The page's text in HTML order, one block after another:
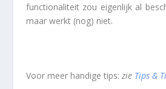
functionaliteit zou eigenlijk al
maar werkt (nog) niet.
Voor meer handige tips: zie Tips &